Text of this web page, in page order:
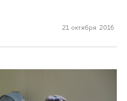
21 октября 2016